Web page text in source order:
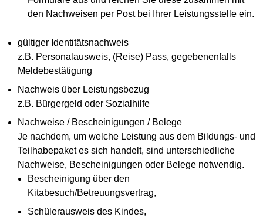
den Nachweisen per Post bei Ihrer Leistungsstelle ein.
gültiger Identitätsnachweis
z.B. Personalausweis, (Reise) Pass, gegebenenfalls
Meldebestätigung
Nachweis über Leistungsbezug
z.B. Bürgergeld oder Sozialhilfe
Nachweise / Bescheinigungen / Belege
Je nachdem, um welche Leistung aus dem Bildungs- und
Teilhabepaket es sich handelt, sind unterschiedliche
Nachweise, Bescheinigungen oder Belege notwendig.
Bescheinigung über den
Kitabesuch/Betreuungsvertrag,
Schülerausweis des Kindes,